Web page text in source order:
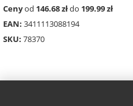
Cenyod 146.68 złdo 199.99 zł
EAN: 3411113088194
SKU: 78370